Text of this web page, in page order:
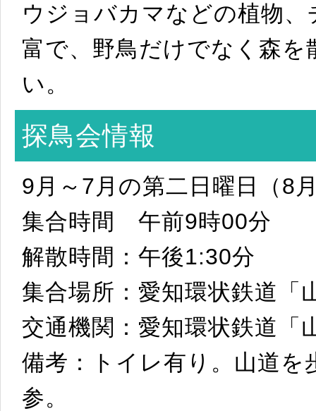
ウジョバカマなどの植物
富で、野鳥だけでなく森
い。
探鳥会情報
9月～7月の第二日曜日（
集合時間 午前9時00分
解散時間：午後1:30分
集合場所：愛知環状鉄道「
交通機関：愛知環状鉄道
備考：トイレ有り。山道
参。